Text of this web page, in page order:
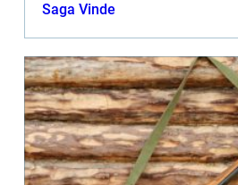
Saga Vinde